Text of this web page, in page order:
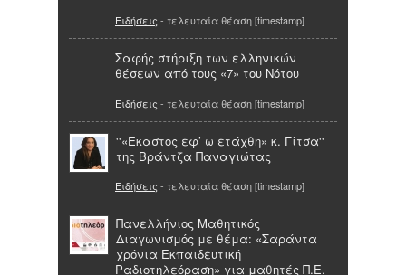
Ειδήσεις - τελευταία θέαση [timestamp]
Σαφής στήριξη των ελληνικών
θέσεων από τους «7» του Νότου
Ειδήσεις - τελευταία θέαση [timestamp]
''«Έκαστος εφ’ ω ετάχθη» κ. Γίτσα''
της Βράντζα Παναγιώτας
Ειδήσεις - τελευταία θέαση [timestamp]
Πανελλήνιος Μαθητικός
Διαγωνισμός με θέμα: «Σαράντα
χρόνια Εκπαιδευτική
Ραδιοτηλεόραση» για μαθητές Π.Ε.